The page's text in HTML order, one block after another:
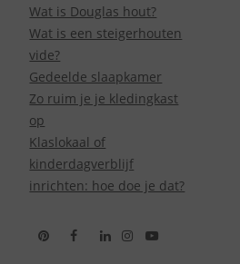
Wat is Douglas hout?
Wat is een steigerhouten
vide?
Gedeelde slaapkamer
Zo ruim je je kledingkast
op
Klaslokaal of
kinderdagverblijf
inrichten: hoe doe je dat?